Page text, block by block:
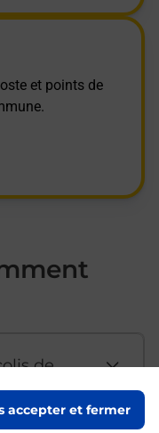
accepter et fermer
et points de
de